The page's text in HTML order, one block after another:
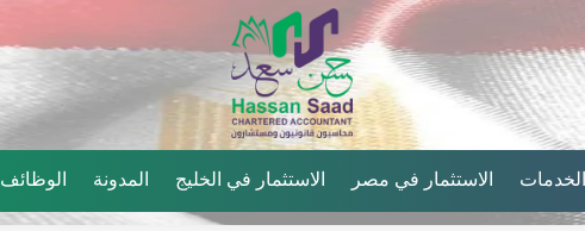
الخدمات الاستثمار في مصر الاستثمار في الخليج المدونة الوظائف